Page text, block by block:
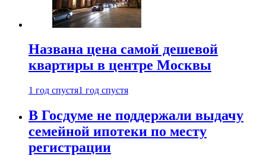
Названа цена самой дешевой
квартиры в центре Москвы
1 год спустя1 год спустя
В Госдуме не поддержали выдачу
семейной ипотеки по месту
регистрации